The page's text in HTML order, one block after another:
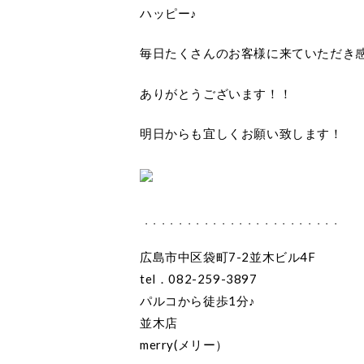
ハッピー♪
毎日たくさんのお客様に来ていただき
ありがとうございます！！
明日からも宜しくお願い致します！
・・・・・・・・・・・・・・・・・・・・・・・
広島市中区袋町7-2並木ビル4F
tel．082-259-3897
パルコから徒歩1分♪
並木店
merry(メリー）